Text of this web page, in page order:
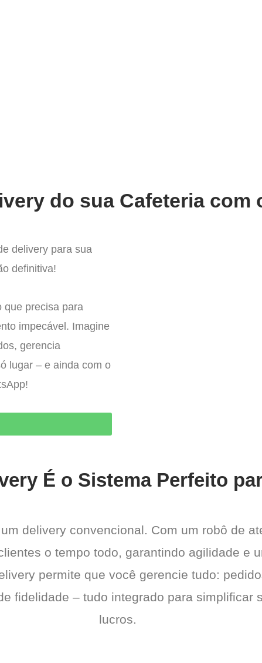
do sua Cafeteria com
delivery para sua
definitiva!
que precisa para
impecável. Imagine
gerencia
lugar – e ainda com o
É o Sistema Perfeito
delivery convencional. Com um robô de
o tempo todo, garantindo agilidade e
permite que você gerencie tudo:
fidelidade – tudo integrado para simplificar
lucros.